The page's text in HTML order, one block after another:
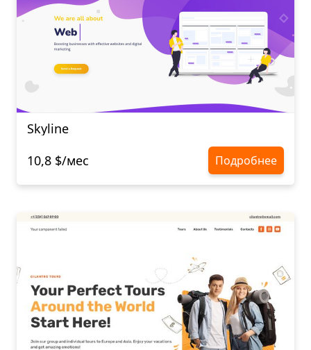
Skyline
10,8 $/мес
Подробнее